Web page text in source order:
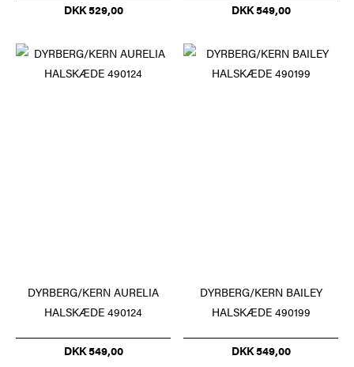
DKK 529,00 DKK 549,00
DYRBERG/KERN AURELIA
HALSKÆDE 490124
DKK 549,00
DYRBERG/KERN BAILEY
HALSKÆDE 490199
DKK 549,00